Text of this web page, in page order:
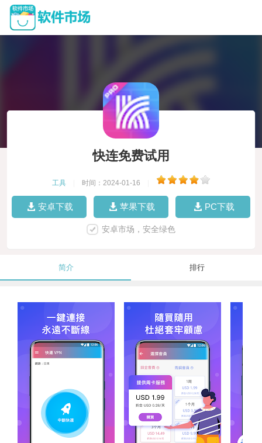
快连免费试用
工具 时间：2024-01-16
安卓下载 苹果下载 PC下载
安卓市场，安全绿色
简介 排行